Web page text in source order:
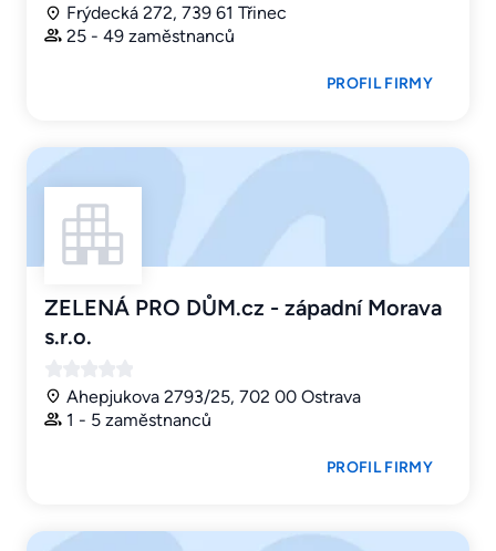
Frýdecká 272, 739 61 Třinec
25 - 49 zaměstnanců
PROFIL FIRMY
ZELENÁ PRO DŮM.cz - západní Morava
s.r.o.
Ahepjukova 2793/25, 702 00 Ostrava
1 - 5 zaměstnanců
PROFIL FIRMY